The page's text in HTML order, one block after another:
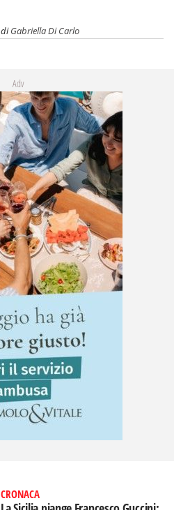
diGabriella Di Carlo
Adv
CRONACA